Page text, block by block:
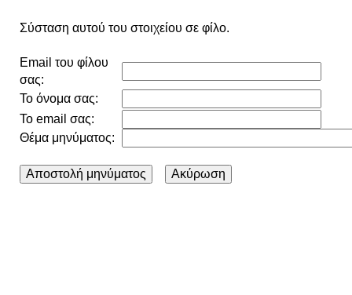
Σύσταση αυτού του στοιχείου σε φίλο.
Email του φίλου
σας:
Το όνομα σας:
Το email σας:
Θέμα μηνύματος: